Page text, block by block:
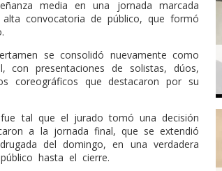
media en una jornada marcada
convocatoria de público, que formó
se consolidó nuevamente como
con presentaciones de solistas, dúos,
coreográficos que destacaron por su
tal que el jurado tomó una decisión
a la jornada final, que se extendió
del domingo, en una verdadera
hasta el cierre.